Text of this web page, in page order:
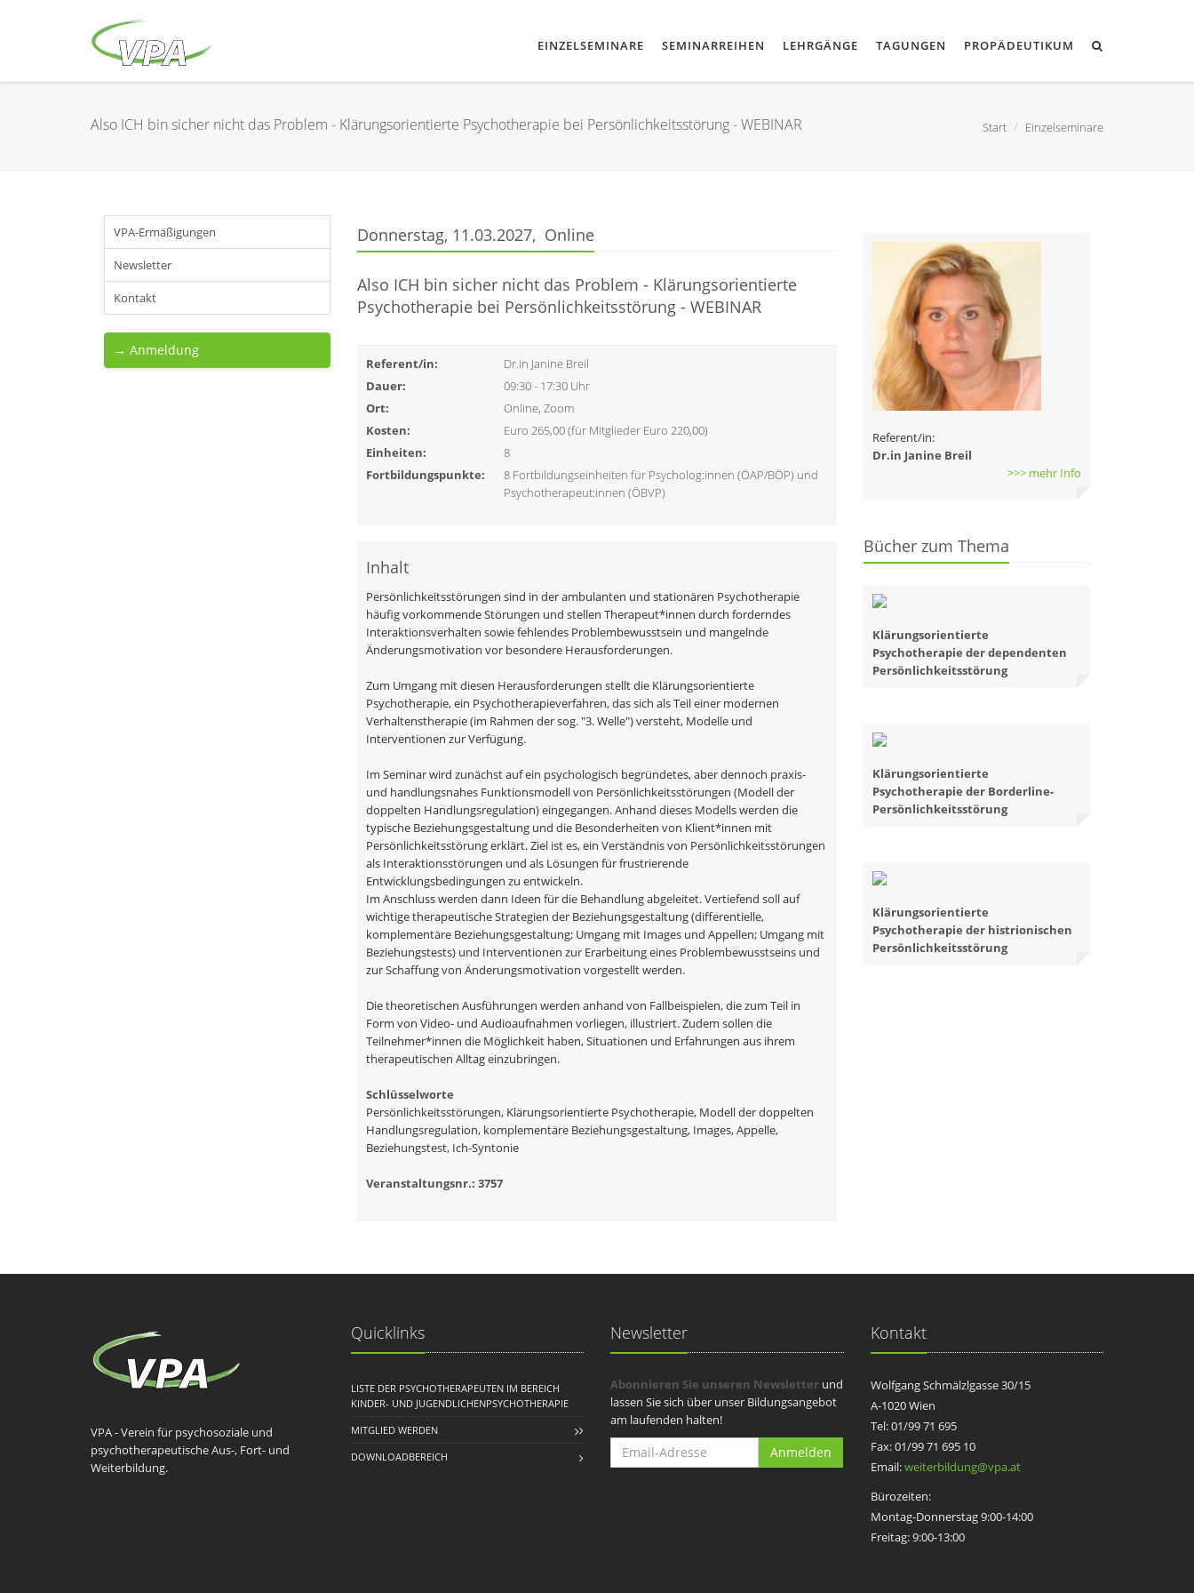
EINZELSEMINARE SEMINARREIHEN LEHRGÄNGE TAGUNGEN PROPÄDEUTIKUM
Also ICH bin sicher nicht das Problem - Klärungsorientierte Psychotherapie bei Persönlichkeitsstörung - WEBINAR Start Einzelseminare
VPA-Ermäßigungen
Newsletter
Kontakt
→ Anmeldung
Donnerstag, 11.03.2027, Online
Also ICH bin sicher nicht das Problem - Klärungsorientierte
Psychotherapie bei Persönlichkeitsstörung - WEBINAR
Referent/in:
Dr.in Janine Breil
Dauer:
09:30 - 17:30 Uhr
Ort:
Online, Zoom
Kosten:
Euro 265,00 (für Mitglieder Euro 220,00)
Einheiten:
8
Fortbildungspunkte:
8 Fortbildungseinheiten für Psycholog:innen (ÖAP/BÖP) und
Psychotherapeut:innen (ÖBVP)
Inhalt
Persönlichkeitsstörungen sind in der ambulanten und stationären Psychotherapie
häufig vorkommende Störungen und stellen Therapeut*innen durch forderndes
Interaktionsverhalten sowie fehlendes Problembewusstsein und mangelnde
Änderungsmotivation vor besondere Herausforderungen.
Zum Umgang mit diesen Herausforderungen stellt die Klärungsorientierte
Psychotherapie, ein Psychotherapieverfahren, das sich als Teil einer modernen
Verhaltenstherapie (im Rahmen der sog. "3. Welle") versteht, Modelle und
Interventionen zur Verfügung.
Im Seminar wird zunächst auf ein psychologisch begründetes, aber dennoch praxis-
und handlungsnahes Funktionsmodell von Persönlichkeitsstörungen (Modell der
doppelten Handlungsregulation) eingegangen. Anhand dieses Modells werden die
typische Beziehungsgestaltung und die Besonderheiten von Klient*innen mit
Persönlichkeitsstörung erklärt. Ziel ist es, ein Verständnis von Persönlichkeitsstörungen
als Interaktionsstörungen und als Lösungen für frustrierende
Entwicklungsbedingungen zu entwickeln.
Im Anschluss werden dann Ideen für die Behandlung abgeleitet. Vertiefend soll auf
wichtige therapeutische Strategien der Beziehungsgestaltung (differentielle,
komplementäre Beziehungsgestaltung; Umgang mit Images und Appellen; Umgang mit
Beziehungstests) und Interventionen zur Erarbeitung eines Problembewusstseins und
zur Schaffung von Änderungsmotivation vorgestellt werden.
Die theoretischen Ausführungen werden anhand von Fallbeispielen, die zum Teil in
Form von Video- und Audioaufnahmen vorliegen, illustriert. Zudem sollen die
Teilnehmer*innen die Möglichkeit haben, Situationen und Erfahrungen aus ihrem
therapeutischen Alltag einzubringen.
Schlüsselworte
Persönlichkeitsstörungen, Klärungsorientierte Psychotherapie, Modell der doppelten
Handlungsregulation, komplementäre Beziehungsgestaltung, Images, Appelle,
Beziehungstest, Ich-Syntonie
Veranstaltungsnr.: 3757
Referent/in:
Dr.in Janine Breil
>>> mehr Info
Bücher zum Thema
Klärungsorientierte
Psychotherapie der dependenten
Persönlichkeitsstörung
Klärungsorientierte
Psychotherapie der Borderline-
Persönlichkeitsstörung
Klärungsorientierte
Psychotherapie der histrionischen
Persönlichkeitsstörung
VPA - Verein für psychosoziale und
psychotherapeutische Aus-, Fort- und
Weiterbildung.
Quicklinks
LISTE DER PSYCHOTHERAPEUTEN IM BEREICH
KINDER- UND JUGENDLICHENPSYCHOTHERAPIE
MITGLIED WERDEN
DOWNLOADBEREICH
Newsletter
Abonnieren Sie unseren Newsletter und
lassen Sie sich über unser Bildungsangebot
am laufenden halten!
Anmelden
Kontakt
Wolfgang Schmälzlgasse 30/15
A-1020 Wien
Tel: 01/99 71 695
Fax: 01/99 71 695 10
Email:weiterbildung@vpa.at
Bürozeiten:
Montag-Donnerstag 9:00-14:00
Freitag: 9:00-13:00